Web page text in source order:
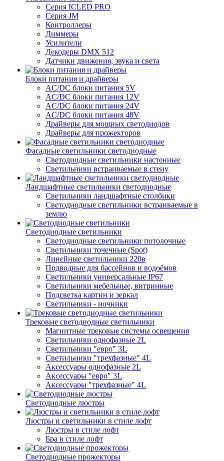
Серия ICLED PRO
Серия JM
Контроллеры
Диммеры
Усилители
Декодеры DMX 512
Датчики движения, звука и света
Блоки питания и драйверы
AC/DC блоки питания 5V
AC/DC блоки питания 12V
AC/DC блоки питания 24V
AC/DC блоки питания 48V
Драйверы для мощных светодиодов
Драйверы для прожекторов
Фасадные светильники светодиодные
Светодиодные светильники настенные
Светильники встраиваемые в стену
Ландшафтные светильники светодиодные
Светильники ландшафтные столбики
Светодиодные светильники встраиваемые в
землю
Светодиодные светильники
Светодиодные светильники потолочные
Светильники точечные (Spot)
Линейные светильники 220в
Подводные для бассейнов и водоёмов
Светильники универсальные IP67
Светильники мебельные, витринные
Подсветка картин и зеркал
Светильники - ночники
Трековые светодиодные светильники
Магнитные трековые системы освещения
Светильники однофазные 2L
Светильники "евро" 3L
Светильники "трехфазные" 4L
Аксессуары однофазные 2L
Аксессуары "евро" 3L
Аксессуары "трехфазные" 4L
Светодиодные люстры
Люстры и светильники в стиле лофт
Люстры в стиле лофт
Бра в стиле лофт
Светодиодные прожекторы